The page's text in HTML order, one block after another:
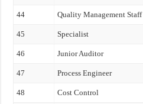
44 Quality Management Staff
45 Specialist
46 Junior Auditor
47 Process Engineer
48 Cost Control